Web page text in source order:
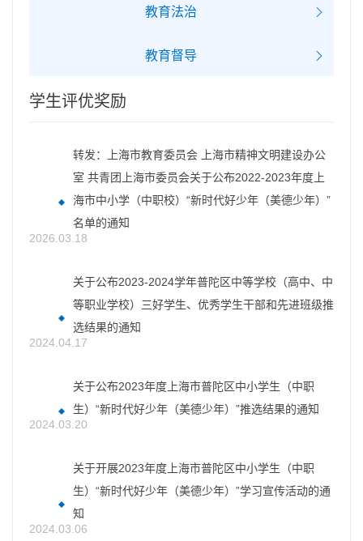
教育法治
教育督导
学生评优奖励
转发：上海市教育委员会 上海市精神文明建设办公
室 共青团上海市委员会关于公布2022-2023年度上
海市中小学（中职校）“新时代好少年（美德少年）”
名单的通知
2026.03.18
关于公布2023-2024学年普陀区中等学校（高中、中
等职业学校）三好学生、优秀学生干部和先进班级推
选结果的通知
2024.04.17
关于公布2023年度上海市普陀区中小学生（中职
生）“新时代好少年（美德少年）”推选结果的通知
2024.03.20
关于开展2023年度上海市普陀区中小学生（中职
生）“新时代好少年（美德少年）”学习宣传活动的通
知
2024.03.06